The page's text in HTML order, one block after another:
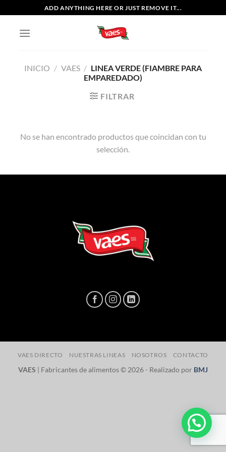
al
contenido
ADD ANYTHING HERE OR JUST REMOVE IT...
INICIO / VAES / LINEA VERDE (FIAMBRE PARA
EMPAREDADO)
FILTRAR
No se han encontrado productos que coincidan con tu
selección.
VAES DIRECTO NUESTRAS LINEAS NOSOTROS CONTACTO
VAES | Fabricantes de alimentos © 2026 - Realizado por BMJ